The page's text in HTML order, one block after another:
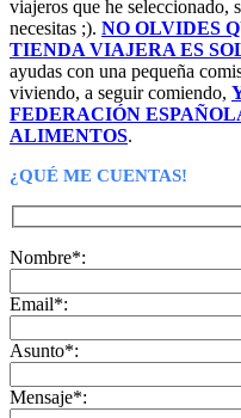
viajeros que he seleccionado,
necesitas ;). NO OLVIDES
TIENDA VIAJERA ES
ayudas con una pequeña
viviendo, a seguir comiendo,
FEDERACIÓN
ALIMENTOS.
¿QUÉ ME CUENTAS!
Nombre*:
Email*:
Asunto*:
Mensaje*: